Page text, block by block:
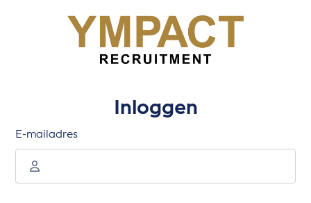
Inloggen
E-mailadres